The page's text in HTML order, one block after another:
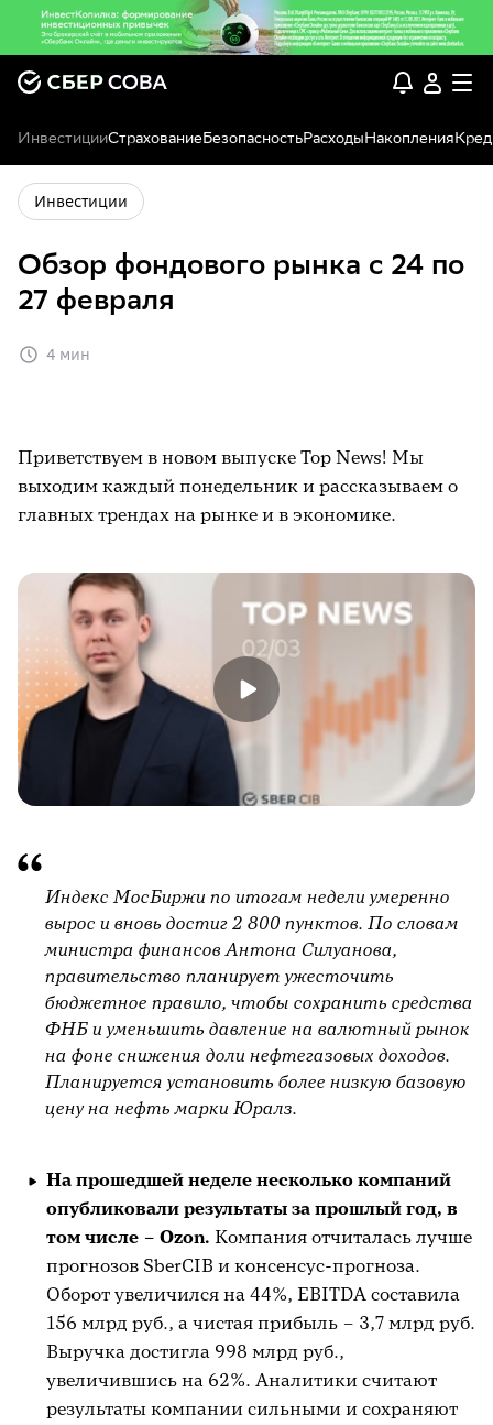
ИнвестицииСтрахованиеБезопасностьРасходыНакопления
Инвестиции
Обзор фондового рынка с 24 по
27 февраля
4 мин
Приветствуем в новом выпуске Top News! Мы
выходим каждый понедельник и рассказываем о
главных трендах на рынке и в экономике.
Индекс МосБиржи по итогам недели умеренно
вырос и вновь достиг 2 800 пунктов. По словам
министра финансов Антона Силуанова,
правительство планирует ужесточить
бюджетное правило, чтобы сохранить средства
ФНБ и уменьшить давление на валютный рынок
на фоне снижения доли нефтегазовых доходов.
Планируется установить более низкую базовую
цену на нефть марки Юралз.
На прошедшей неделе несколько компаний
опубликовали результаты за прошлый год, в
том числе – Ozon. Компания отчиталась лучше
прогнозов SberCIB и консенсус-прогноза.
Оборот увеличился на 44%, EBITDA составила
156 млрд руб., а чистая прибыль – 3,7 млрд руб.
Выручка достигла 998 млрд руб.,
увеличившись на 62%. Аналитики считают
результаты компании сильными и сохраняют